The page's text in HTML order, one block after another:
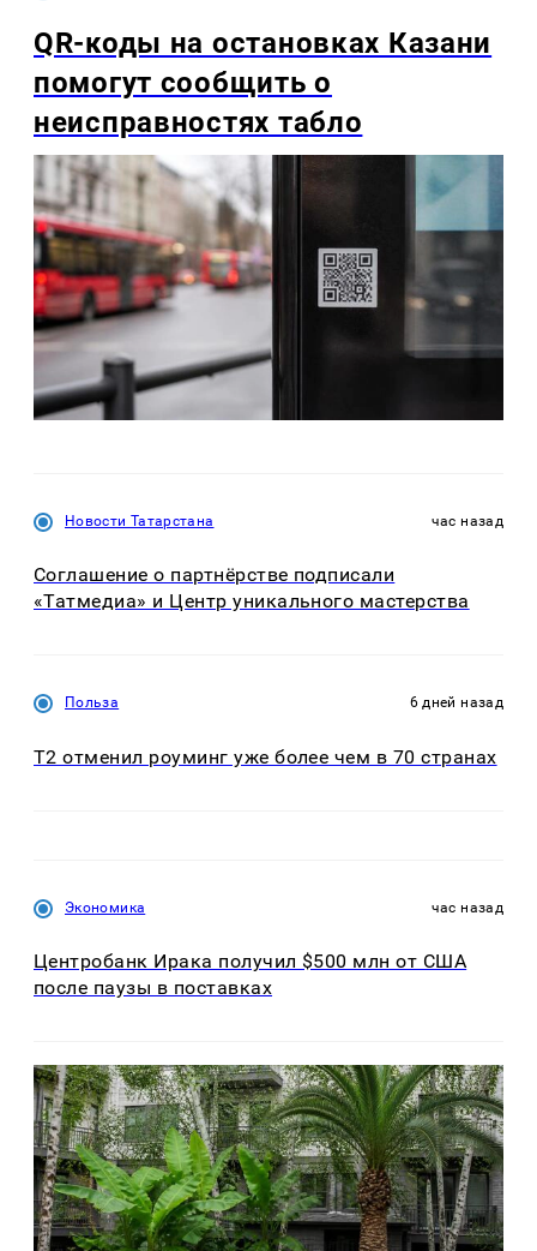
QR-коды на остановках Казани
помогут сообщить о
неисправностях табло
Новости Татарстана час назад
Соглашение о партнёрстве подписали
«Татмедиа» и Центр уникального мастерства
Польза 6 дней назад
Т2 отменил роуминг уже более чем в 70 странах
Экономика час назад
Центробанк Ирака получил $500 млн от США
после паузы в поставках